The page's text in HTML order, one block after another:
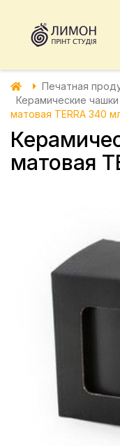
Печатная
Керамические
матовая TERRA 340
матовая